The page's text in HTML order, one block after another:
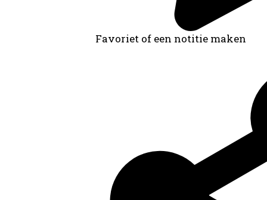
Favoriet of een notitie maken